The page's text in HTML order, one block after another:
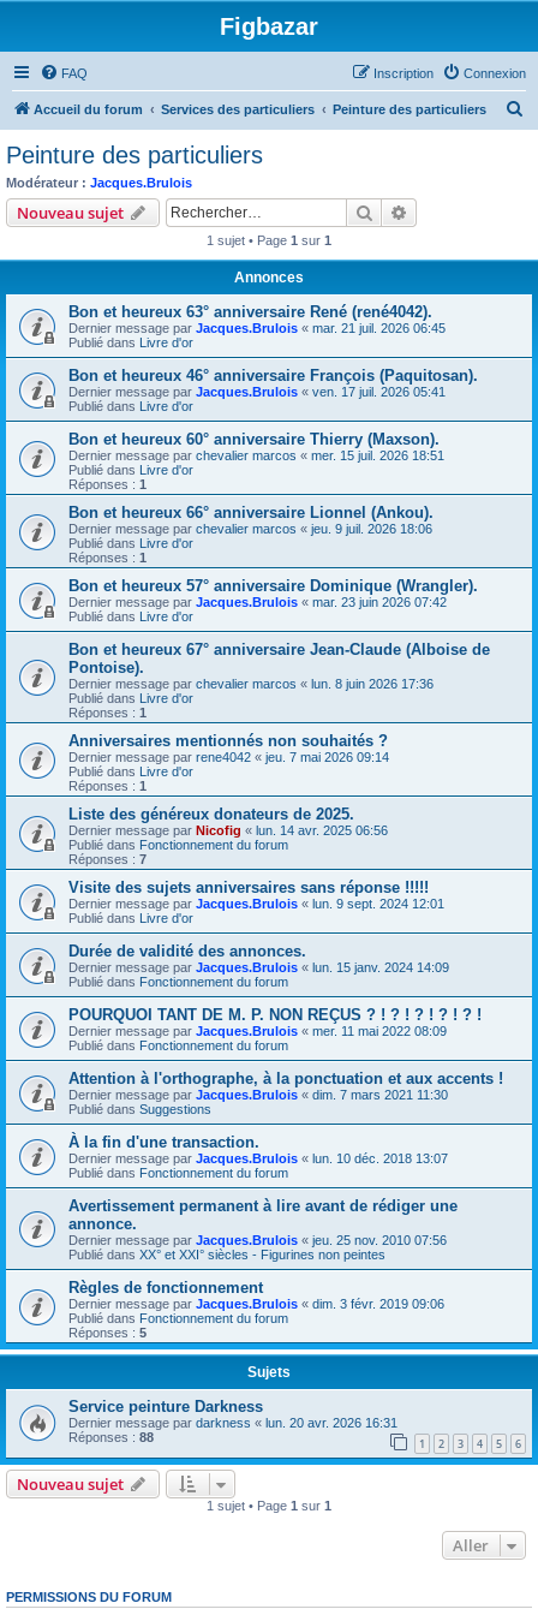
Figbazar
FAQ Connexion
Inscription
Accueil du forum Services des particuliers Peinture des particuliers
Peinture des particuliers
Modérateur : Jacques.Brulois
Nouveau sujet Rechercher
1 sujet • Page 1 sur 1
Annonces
Bon et heureux 63° anniversaire René (rené4042).
Dernier message par Jacques.Brulois « mar. 21 juil. 2026 06:45
Publié dans Livre d'or
Bon et heureux 46° anniversaire François (Paquitosan).
Dernier message par Jacques.Brulois « ven. 17 juil. 2026 05:41
Publié dans Livre d'or
Bon et heureux 60° anniversaire Thierry (Maxson).
Dernier message par chevalier marcos « mer. 15 juil. 2026 18:51
Publié dans Livre d'or
Réponses : 1
Bon et heureux 66° anniversaire Lionnel (Ankou).
Dernier message par chevalier marcos « jeu. 9 juil. 2026 18:06
Publié dans Livre d'or
Réponses : 1
Bon et heureux 57° anniversaire Dominique (Wrangler).
Dernier message par Jacques.Brulois « mar. 23 juin 2026 07:42
Publié dans Livre d'or
Bon et heureux 67° anniversaire Jean-Claude (Alboise de
Pontoise).
Dernier message par chevalier marcos « lun. 8 juin 2026 17:36
Publié dans Livre d'or
Réponses : 1
Anniversaires mentionnés non souhaités ?
Dernier message par rene4042 « jeu. 7 mai 2026 09:14
Publié dans Livre d'or
Réponses : 1
Liste des généreux donateurs de 2025.
Dernier message par Nicofig « lun. 14 avr. 2025 06:56
Publié dans Fonctionnement du forum
Réponses : 7
Visite des sujets anniversaires sans réponse !!!!!
Dernier message par Jacques.Brulois « lun. 9 sept. 2024 12:01
Publié dans Livre d'or
Durée de validité des annonces.
Dernier message par Jacques.Brulois « lun. 15 janv. 2024 14:09
Publié dans Fonctionnement du forum
POURQUOI TANT DE M. P. NON REÇUS ? ! ? ! ? ! ? ! ? !
Dernier message par Jacques.Brulois « mer. 11 mai 2022 08:09
Publié dans Fonctionnement du forum
Attention à l'orthographe, à la ponctuation et aux accents !
Dernier message par Jacques.Brulois « dim. 7 mars 2021 11:30
Publié dans Suggestions
À la fin d'une transaction.
Dernier message par Jacques.Brulois « lun. 10 déc. 2018 13:07
Publié dans Fonctionnement du forum
Avertissement permanent à lire avant de rédiger une
annonce.
Dernier message par Jacques.Brulois « jeu. 25 nov. 2010 07:56
Publié dans XX° et XXI° siècles - Figurines non peintes
Règles de fonctionnement
Dernier message par Jacques.Brulois « dim. 3 févr. 2019 09:06
Publié dans Fonctionnement du forum
Réponses : 5
Sujets
Service peinture Darkness
Dernier message par darkness « lun. 20 avr. 2026 16:31
Réponses : 88 1 2 3 4 5 6
Nouveau sujet
1 sujet • Page 1 sur 1
Aller
PERMISSIONS DU FORUM